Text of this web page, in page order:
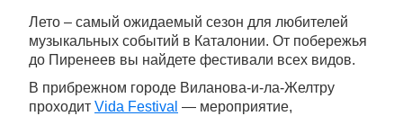
Лето – самый ожидаемый сезон для любителей
музыкальных событий в Каталонии. От побережья
до Пиренеев вы найдете фестивали всех видов.
В прибрежном городе Виланова-и-ла-Желтру
проходит Vida Festival — мероприятие,